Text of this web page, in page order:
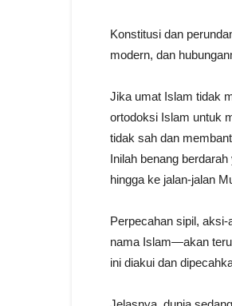
Konstitusi dan
modern, dan
Jika umat Islam tidak
ortodoksi Islam untuk
tidak sah dan
Inilah benang
hingga ke jalan-jalan
Perpecahan sipil,
nama Islam—akan
ini diakui dan